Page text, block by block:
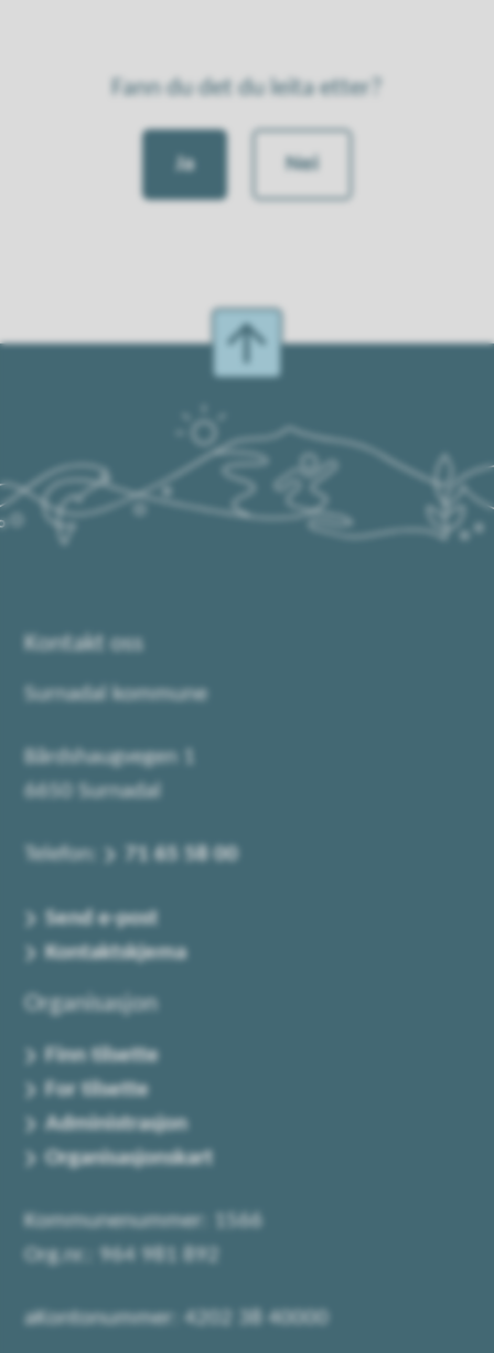
Fann du det du leita etter?
Ja Nei
Kontakt oss
Surnadal kommune
Bårdshaugvegen 1
6650 Surnadal
Telefon: 71 65 58 00
Send e-post
Kontaktskjema
Organisasjon
Finn tilsette
For tilsette
Administrasjon
Organisasjonskart
Kommunenummer: 1566
Org.nr.: 964 981 892
aKontonummer: 4202 38 40000